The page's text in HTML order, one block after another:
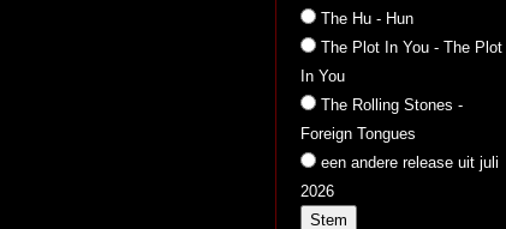
The Hu - Hun
The Plot In You - The Plot
In You
The Rolling Stones -
Foreign Tongues
een andere release uit juli
2026